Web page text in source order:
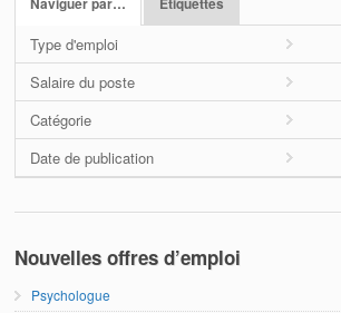
Naviguer par… Étiquettes
Type d'emploi
Salaire du poste
Catégorie
Date de publication
Nouvelles offres d’emploi
Psychologue